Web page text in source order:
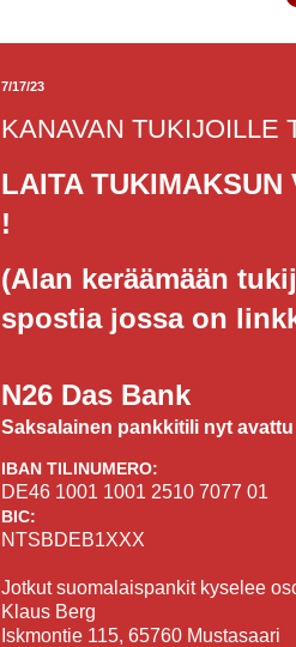
7/17/23
KANAVAN TUKIJOILLE
LAITA TUKIMAKSUN
!
(Alan keräämään
spostia jossa on
N26 Das Bank
Saksalainen pankkitili nyt avattu
IBAN TILINUMERO:
DE46 1001 1001 2510 7077 01
BIC:
NTSBDEB1XXX
Jotkut suomalaispankit kyselee
Klaus Berg
Iskmontie 115, 65760 Mustasaari